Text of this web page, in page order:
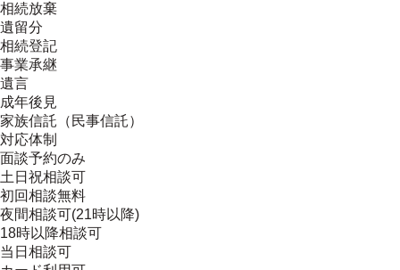
相続放棄
遺留分
相続登記
事業承継
遺言
成年後見
家族信託（民事信託）
対応体制
面談予約のみ
土日祝相談可
初回相談無料
夜間相談可(21時以降)
18時以降相談可
当日相談可